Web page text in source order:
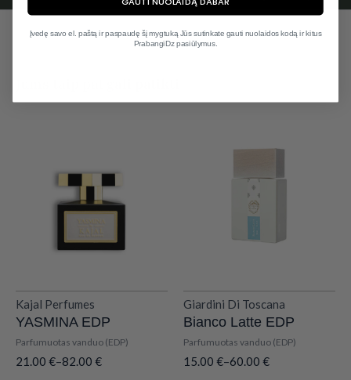
Kajal Perfumes
YASMINA EDP
Parfumuotas vanduo (EDP)
21.00 €–82.00 €
Giardini Di Toscana
Bianco Latte EDP
Parfumuotas vanduo (EDP)
15.00 €–60.00 €
Įvedę savo el. paštą ir paspaudę šį mygtuką Jūs sutinkate gauti nuolaidos kodą ir kitus
PrabangiDz pasiūlymus.